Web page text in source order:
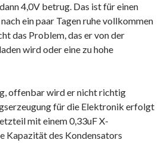
4,0V betrug. Das ist für einen
ein paar Tagen ruhe vollkommen
das Problem, das er von der
wird oder eine zu hohe
offenbar wird er nicht richtig
für die Elektronik erfolgt
mit einem 0,33uF X-
Kapazität des Kondensators